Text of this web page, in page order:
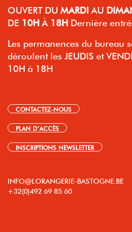
OUVERT DU MARDI AU
DE 10H À 18H Dernière
Les permanences du bureau
déroulent les JEUDIS et
10H à 18H
CONTACTEZ-NOUS
PLAN D’ACCÈS
INSCRIPTIONS NEWSLETTER
INFO@LORANGERIE-BASTOGNE.BE
+32(0)492 69 85 60